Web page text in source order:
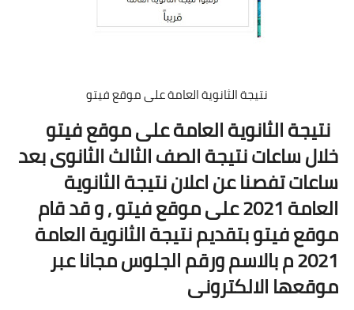
نتيجة الثانوية العامة على موقع فيتو
نتيجة الثانوية العامةعلى موقع فيتو
خلال ساعات نتيجة الصف الثالث الثانوى بعد
ساعات تفصنا عن اعلان نتيجة الثانوية
العامة 2021 على موقع فيتو , و قد قام
موقع فيتو بتقديم نتيجة الثانوية العامة
2021 م بالاسم ورقم الجلوس مجانا عبر
موقعها الالكترونى